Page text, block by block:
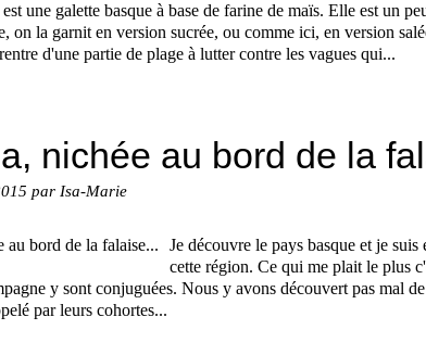
une galette basque à base de farine de maïs. Elle est un
on la garnit en version sucrée, ou comme ici, en version
d'une partie de plage à lutter contre les vagues qui...
nichée au bord de la
par Isa-Marie
Je découvre le pays basque et je
cette région. Ce qui me plait le plus
y sont conjuguées. Nous y avons découvert pas mal
par leurs cohortes...